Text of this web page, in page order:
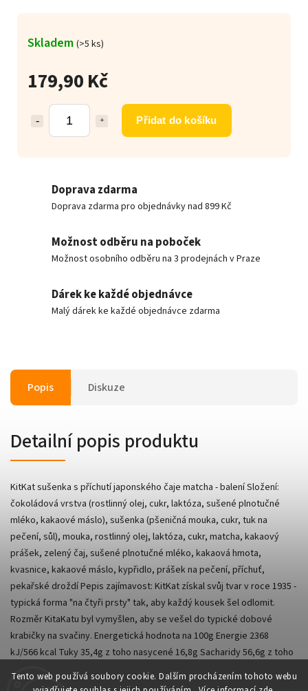
Tento web používá soubory cookie. Dalším procházením tohoto webu
179,90 Kč
Přidat do košíku
Skladem (>5 ks)
Doprava zdarma
Doprava zdarma pro objednávky nad 899 Kč
Možnost odběru na poboček
Možnost osobního odběru na 3 prodejnách v Praze
Dárek ke každé objednávce
Malý dárek ke každé objednávce zdarma
Popis Diskuze
Detailní popis produktu
KitKat sušenka s příchutí japonského čaje matcha - balení Složení:
čokoládová vrstva (rostlinný olej, cukr, laktóza, sušené plnotučné
mléko, kakaové máslo), sušenka (pšeničná mouka, cukr, tuk na
pečení, sůl), mouka, rostlinný olej, laktóza, cukr, matcha, kakaový
prášek, zelený čaj, sušené plnotučné mléko, kakaová hmota,
kvasnice, kakaové máslo, kypřidlo, prášek na pečení, příchuť,
pekařské droždí Pepis zajímavost: KitKat získal svůj tvar v roce 1935 -
typická forma "na čtyři prsty" tak, aby každý kousek šel odlomit.
Rozměr KitaKatu byl vymyšlen, aby se vešel do typické dobové
krabičky na svačiny. Energetická hodnota na 100g Energie 2368
kJ/566 kcal Tuky 35,4g z toho nasycené 16,8g Sacharidy 56,6g z toho
cukry 23,9g Bílkoviny 6g Sůl 0,1g